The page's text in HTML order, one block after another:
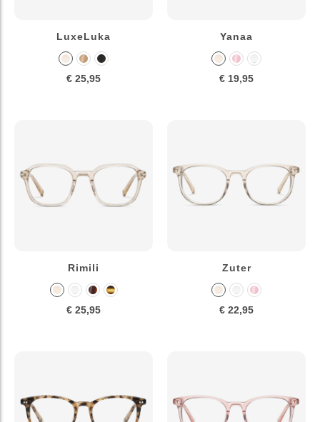
LuxeLuka
€ 25,95
Yanaa
€ 19,95
Rimili
€ 25,95
Zuter
€ 22,95